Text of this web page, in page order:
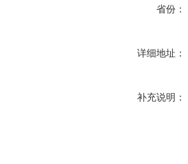
省份：
详细地址：
补充说明：